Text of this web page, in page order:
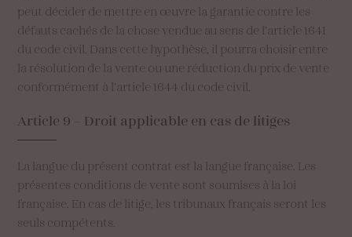
peut décider de mettre en œuvre la garantie contre les
défauts cachés de la chose vendue au sens de l’article 1641
du code civil. Dans cette hypothèse, il pourra choisir entre
la résolution de la vente ou une réduction du prix de vente
conformément à l’article 1644 du code civil.
Article 9 Droit applicable en cas de litiges
La langue du présent contrat est la langue française. Les
présentes conditions de vente sont soumises à la loi
française. En cas de litige, les tribunaux français seront les
seuls compétents.